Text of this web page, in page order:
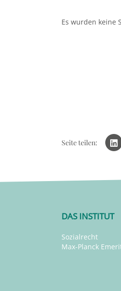
Es wurden keine
Seite teilen:
DAS INSTITUT
Sozialrecht
Max-Planck